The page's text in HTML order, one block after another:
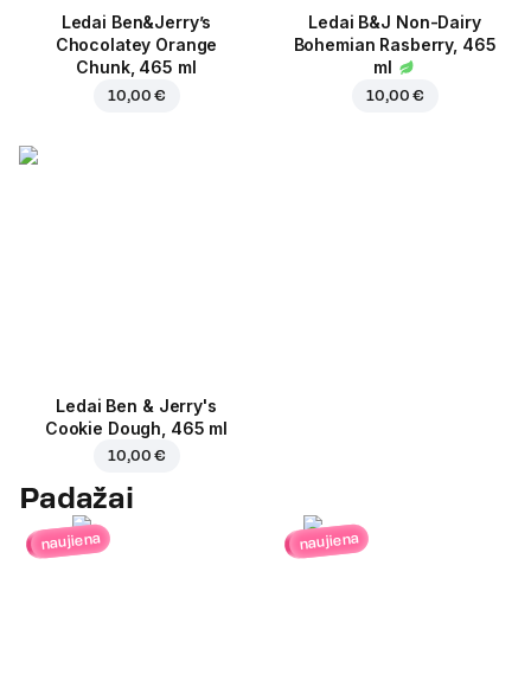
Ledai Ben&Jerry’s
Chocolatey Orange
Chunk, 465 ml
10,00 €
Ledai B&J Non-Dairy
Bohemian Rasberry, 465
ml
10,00 €
Ledai Ben & Jerry's
Cookie Dough, 465 ml
10,00 €
Padažai
naujiena naujiena